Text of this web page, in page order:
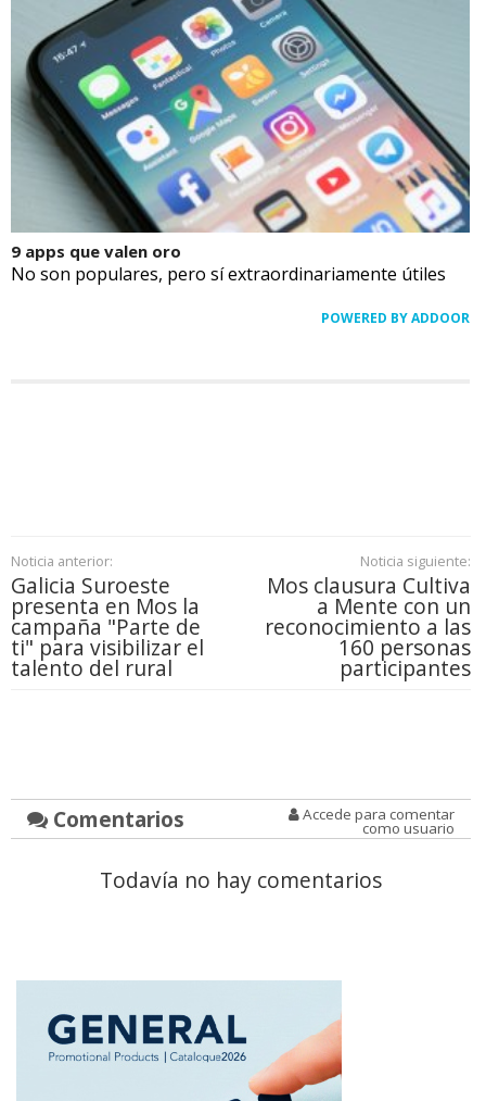
9 apps que valen oro
No son populares, pero sí extraordinariamente útiles
POWERED BY ADDOOR
Noticia anterior:
Galicia Suroeste
presenta en Mos la
campaña "Parte de
ti" para visibilizar el
talento del rural
Noticia siguiente:
Mos clausura Cultiva
a Mente con un
reconocimiento a las
160 personas
participantes
Comentarios Accede para comentar
como usuario
Todavía no hay comentarios